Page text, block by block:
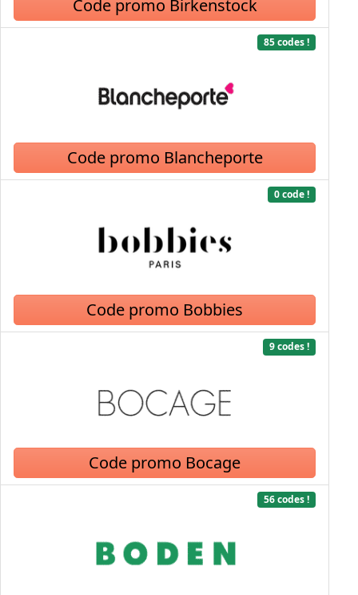
Code promo Birkenstock
85 codes !
Code promo Blancheporte
0 code !
Code promo Bobbies
9 codes !
Code promo Bocage
56 codes !